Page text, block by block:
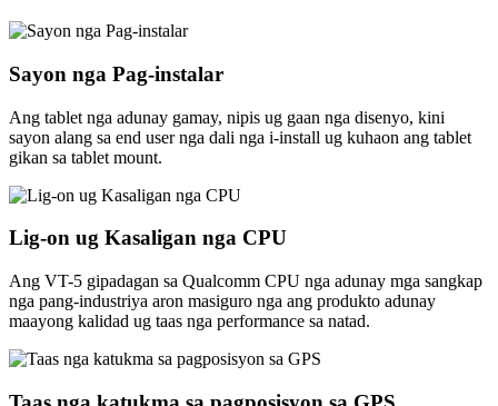
Sayon nga Pag-instalar
Ang tablet nga adunay gamay, nipis ug gaan nga disenyo, kini
sayon ​​​​​​alang sa end user nga dali nga i-install ug kuhaon ang tablet
gikan sa tablet mount.
Lig-on ug Kasaligan nga CPU
Ang VT-5 gipadagan sa Qualcomm CPU nga adunay mga sangkap
nga pang-industriya aron masiguro nga ang produkto adunay
maayong kalidad ug taas nga performance sa natad.